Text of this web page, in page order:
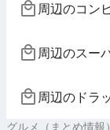
周辺のコン
周辺のスー
周辺のドラ
グルメ（まとめ情報）